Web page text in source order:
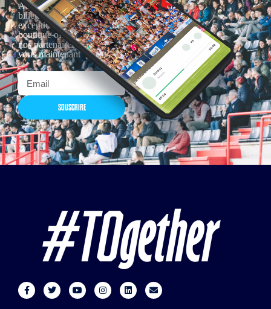
Actualités, nouveautés,
billetterie, remises
exceptionnelles dans la
boutique officielles & chez
nos partenaires… Inscrivez-
vous maintenant
SOUSCRIRE